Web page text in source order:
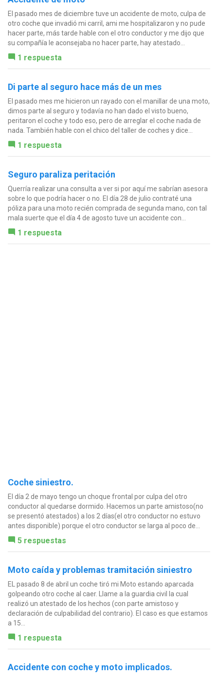
El pasado mes de diciembre tuve un accidente de moto, culpa de
otro coche que invadió mi carril, ami me hospitalizaron y no pude
hacer parte, más tarde hable con el otro conductor y me dijo que
su compañía le aconsejaba no hacer parte, hay atestado...
1 respuesta
Di parte al seguro hace más de un mes
El pasado mes me hicieron un rayado con el manillar de una moto,
dimos parte al seguro y todavía no han dado el visto bueno,
peritaron el coche y todo eso, pero de arreglar el coche nada de
nada. También hable con el chico del taller de coches y dice...
1 respuesta
Seguro paraliza peritación
Querría realizar una consulta a ver si por aquí me sabrían asesora
sobre lo que podría hacer o no. El día 28 de julio contraté una
póliza para una moto recién comprada de segunda mano, con tal
mala suerte que el día 4 de agosto tuve un accidente con...
1 respuesta
Coche siniestro.
El día 2 de mayo tengo un choque frontal por culpa del otro
conductor al quedarse dormido. Hacemos un parte amistoso(no
se presentó atestados) a los 2 días(el otro conductor no estuvo
antes disponible) porque el otro conductor se larga al poco de...
5 respuestas
Moto caída y problemas tramitación siniestro
EL pasado 8 de abril un coche tiró mi Moto estando aparcada
golpeando otro coche al caer. Llame a la guardia civil la cual
realizó un atestado de los hechos (con parte amistoso y
declaración de culpabilidad del contrario). El caso es que estamos
a 15...
1 respuesta
Accidente con coche y moto implicados.